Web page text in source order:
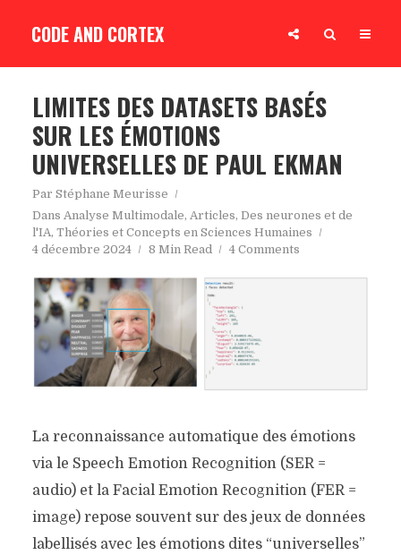
CODE AND CORTEX
LIMITES DES DATASETS BASÉS
SUR LES ÉMOTIONS
UNIVERSELLES DE PAUL EKMAN
Par Stéphane Meurisse
Dans Analyse Multimodale, Articles, Des neurones et de
l'IA, Théories et Concepts en Sciences Humaines
4 décembre 2024
8 Min Read 4 Comments
La reconnaissance automatique des émotions
via le Speech Emotion Recognition (SER =
audio) et la Facial Emotion Recognition (FER =
image) repose souvent sur des jeux de données
labellisés avec les émotions dites “universelles”